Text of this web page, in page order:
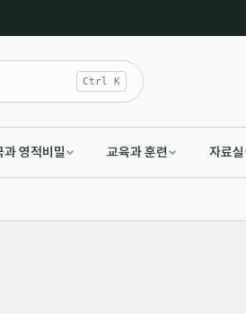
Ctrl K
과 영적비밀 교육과 훈련 자료실